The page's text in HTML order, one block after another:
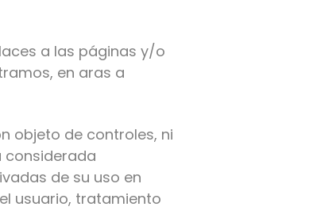
a las páginas y/o
en aras a
objeto de controles, ni
considerada
de su uso en
usuario, tratamiento